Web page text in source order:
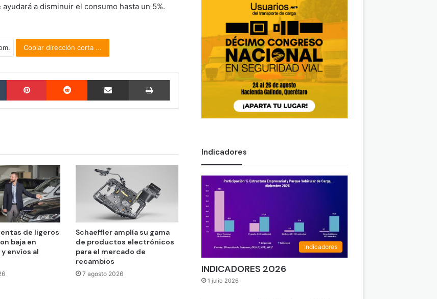
a disminuir el consumo hasta un 5%.
Copiar dirección corta ...
Tumblr Pinterest Reddit Compartir por correo electrónico
de ligeros
baja en
envíos al
Schaeffler amplía su gama
de productos electrónicos
para el mercado de
recambios
7 agosto 2026
Indicadores
Indicadores
INDICADORES 2026
1 julio 2026